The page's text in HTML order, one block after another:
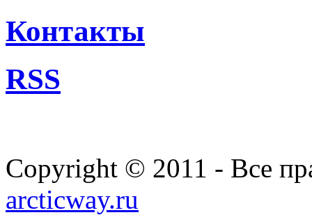
Контакты
RSS
Copyright © 2011 - Все
arcticway.ru